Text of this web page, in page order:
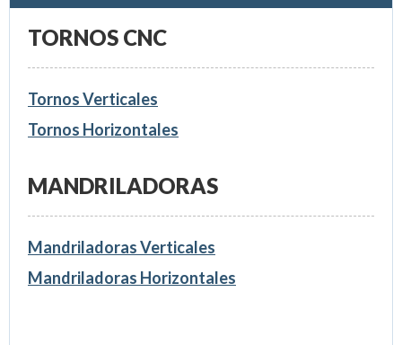
TORNOS CNC
Tornos Verticales
Tornos Horizontales
MANDRILADORAS
Mandriladoras Verticales
Mandriladoras Horizontales